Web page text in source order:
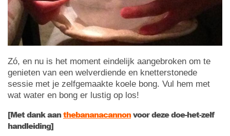
Zó, en nu is het moment eindelijk aangebroken om te
genieten van een welverdiende en knetterstonede
sessie met je zelfgemaakte koele bong. Vul hem met
wat water en bong er lustig op los!
[Met dank aanthebananacannonvoor deze doe-het-zelf
handleiding]